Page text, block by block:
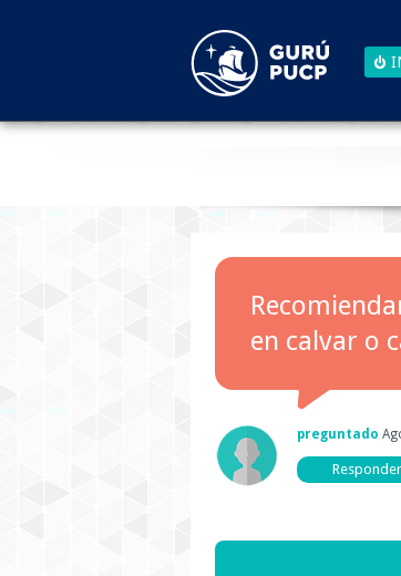
en calvar o
preguntado